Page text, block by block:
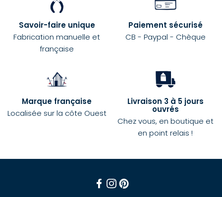
Savoir-faire unique
Fabrication manuelle et
française
Paiement sécurisé
CB - Paypal - Chèque
Marque française
Localisée sur la côte Ouest
Livraison 3 à 5 jours
ouvrés
Chez vous, en boutique et
en point relais !